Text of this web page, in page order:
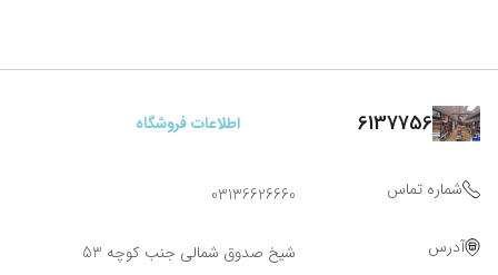
6137756 اطلاعات فروشگاه
شماره تماس 03136626660
آدرس شیخ صدوق شمالی جنب کوچه 53